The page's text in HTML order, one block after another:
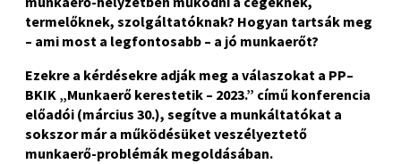
termelőknek, szolgáltatóknak? Hogyan tartsák meg
– ami most a legfontosabb – a jó munkaerőt?
Ezekre a kérdésekre adják meg a válaszokat a PP–
BKIK „Munkaerő kerestetik – 2023.” című konferencia
előadói (március 30.), segítve a munkáltatókat a
sokszor már a működésüket veszélyeztető
munkaerő-problémák megoldásában.